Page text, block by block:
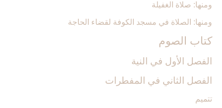
ومنها: صلاة الغفيلة
ومنها: الصلاة في مسجد الكوفة لقضاء الحاجة
كتاب الصوم‏
الفصل الأول في النية
الفصل الثاني في المفطرات
تتميم